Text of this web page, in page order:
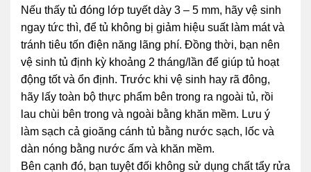
Nếu thấy tủ đóng lớp tuyết dày 3 – 5 mm, hãy vệ sinh
ngay tức thì, để tủ không bị giảm hiệu suất làm mát và
tránh tiêu tốn điện năng lãng phí. Đồng thời, bạn nên
vệ sinh tủ định kỳ khoảng 2 tháng/lần để giúp tủ hoạt
động tốt và ổn định. Trước khi vệ sinh hay rã đông,
hãy lấy toàn bộ thực phẩm bên trong ra ngoài tủ, rồi
lau chùi bên trong và ngoài bằng khăn mềm. Lưu ý
làm sạch cả gioăng cánh tủ bằng nước sạch, lốc và
dàn nóng bằng nước ấm và khăn mềm.
Bên cạnh đó, bạn tuyệt đối không sử dụng chất tẩy rửa